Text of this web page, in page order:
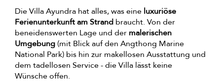
Die Villa Ayundra hat alles, was eine luxuriöse
Ferienunterkunft am Strand braucht. Von der
beneidenswerten Lage und der malerischen
Umgebung (mit Blick auf den Angthong Marine
National Park) bis hin zur makellosen Ausstattung und
dem tadellosen Service - die Villa lässt keine
Wünsche offen.